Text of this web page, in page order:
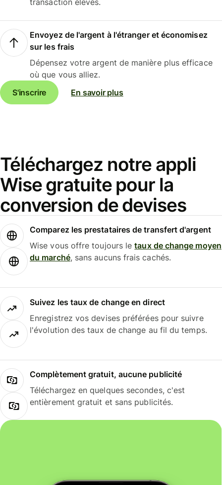
transaction élevés.
Envoyez de l'argent à l'étranger et économisez
sur les frais
Dépensez votre argent de manière plus efficace
où que vous alliez.
S'inscrire
En savoir plus
Téléchargez notre appli
Wise gratuite pour la
conversion de devises
Comparez les prestataires de transfert d'argent
Wise vous offre toujours letaux de change moyen
du marché, sans aucuns frais cachés.
Suivez les taux de change en direct
Enregistrez vos devises préférées pour suivre
l'évolution des taux de change au fil du temps.
Complètement gratuit, aucune publicité
Téléchargez en quelques secondes, c'est
entièrement gratuit et sans publicités.